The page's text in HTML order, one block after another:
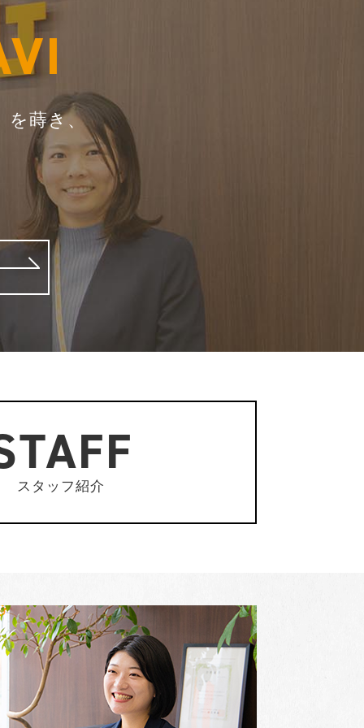
を蒔き、
スタッフ紹介